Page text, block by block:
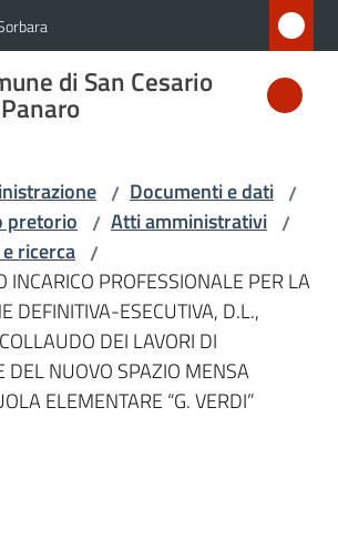
di San Cesario
/ Documenti e dati /
pretorio / Atti amministrativi /
ricerca /
INCARICO PROFESSIONALE PER LA
DEFINITIVA-ESECUTIVA, D.L.,
DEI LAVORI DI
DEL NUOVO SPAZIO MENSA
ELEMENTARE “G. VERDI”